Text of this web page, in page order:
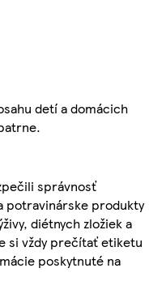
detí a domácich
správnosť
potravinárske produkty
diétnych zložiek a
si vždy prečítať etiketu
poskytnuté na